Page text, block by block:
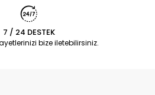
7 / 24 DESTEK
bize iletebilirsiniz.